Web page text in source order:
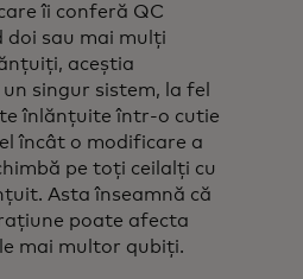
îi conferă QC
doi sau mai mulți
aceștia
singur sistem, la fel
înlănțuite într-o cutie
încât o modificare a
pe toți ceilalți cu
Asta înseamnă că
poate afecta
mai multor qubiți.